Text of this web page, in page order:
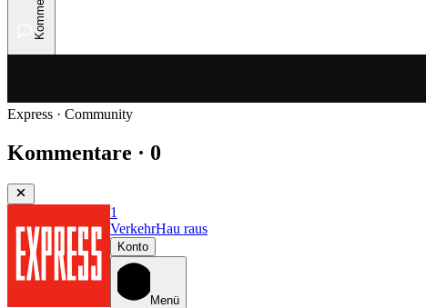
Express · Community
Kommentare · 0
1
VerkehrHau raus
Konto
Menü